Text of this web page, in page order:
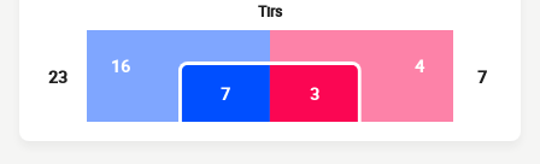
Tirs
23 16
4
7
3
7